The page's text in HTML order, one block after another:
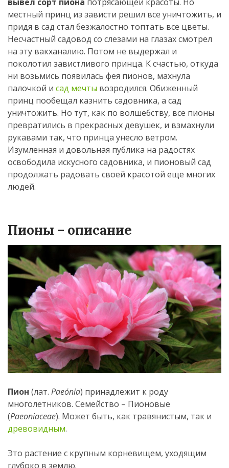
местный принц из зависти решил все уничтожить, и
придя в сад стал безжалостно топтать все цветы.
Несчастный садовод со слезами на глазах смотрел
на эту вакханалию. Потом не выдержал и
поколотил завистливого принца. К счастью, откуда
ни возьмись появилась фея пионов, махнула
палочкой и сад мечты возродился. Обиженный
принц пообещал казнить садовника, а сад
уничтожить. Но тут, как по волшебству, все пионы
превратились в прекрасных девушек, и взмахнули
рукавами так, что принца унесло ветром.
Изумленная и довольная публика на радостях
освободила искусного садовника, и пионовый сад
продолжать радовать своей красотой еще многих
людей.
Пионы – описание
Пион (лат. Paeónia) принадлежит к роду
многолетников. Семейство – Пионовые
(Paeoniaceae). Может быть, как травянистым, так и
древовидным.
Это растение с крупным корневищем, уходящим
глубоко в землю.